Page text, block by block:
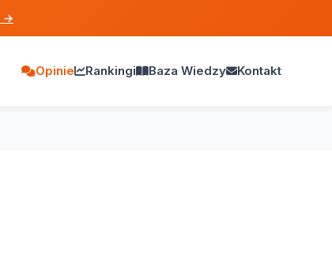
→
Opinie Rankingi Baza Wiedzy Kontakt